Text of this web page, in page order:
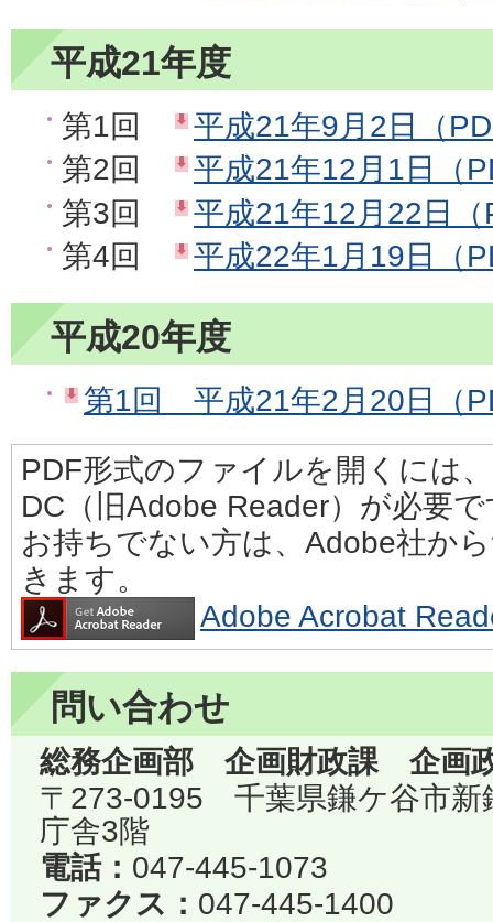
平成21年度
第1回
平成21年9月2日（
第2回
平成21年12月1日（
第3回
平成21年12月22日
第4回
平成22年1月19日（
平成20年度
第1回 平成21年2月20日（
PDF形式のファイルを開くには
DC（旧Adobe Reader）が必要
お持ちでない方は、Adobe社か
きます。
Adobe Acrobat
問い合わせ
総務企画部 企画財政課 企画
〒273-0195 千葉県鎌ケ谷市
庁舎3階
電話： 047-445-1073
ファクス： 047-445-1400